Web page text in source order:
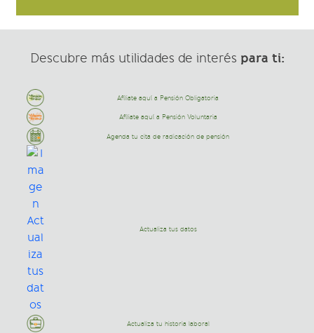
Descubre más utilidades de interés para ti:
Afíliate aquí a Pensión Obligatoria
Afíliate aquí a Pensión Voluntaria
Agenda tu cita de radicación de pensión
Actualiza tus datos
Actualiza tu historia laboral